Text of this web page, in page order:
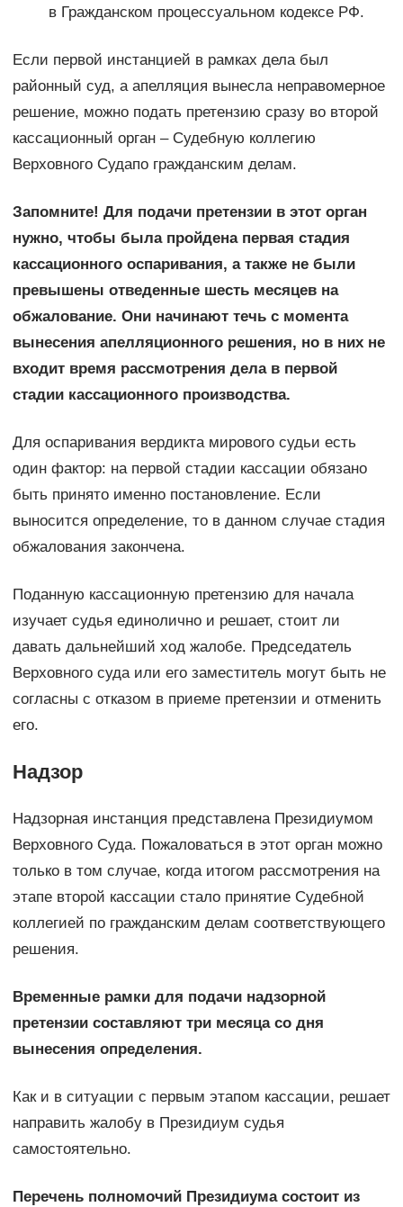
в Гражданском процессуальном кодексе РФ.
Если первой инстанцией в рамках дела был
районный суд, а апелляция вынесла неправомерное
решение, можно подать претензию сразу во второй
кассационный орган – Судебную коллегию
Верховного Судапо гражданским делам.
Запомните! Для подачи претензии в этот орган
нужно, чтобы была пройдена первая стадия
кассационного оспаривания, а также не были
превышены отведенные шесть месяцев на
обжалование. Они начинают течь с момента
вынесения апелляционного решения, но в них не
входит время рассмотрения дела в первой
стадии кассационного производства.
Для оспаривания вердикта мирового судьи есть
один фактор: на первой стадии кассации обязано
быть принято именно постановление. Если
выносится определение, то в данном случае стадия
обжалования закончена.
Поданную кассационную претензию для начала
изучает судья единолично и решает, стоит ли
давать дальнейший ход жалобе. Председатель
Верховного суда или его заместитель могут быть не
согласны с отказом в приеме претензии и отменить
его.
Надзор
Надзорная инстанция представлена Президиумом
Верховного Суда. Пожаловаться в этот орган можно
только в том случае, когда итогом рассмотрения на
этапе второй кассации стало принятие Судебной
коллегией по гражданским делам соответствующего
решения.
Временные рамки для подачи надзорной
претензии составляют три месяца со дня
вынесения определения.
Как и в ситуации с первым этапом кассации, решает
направить жалобу в Президиум судья
самостоятельно.
Перечень полномочий Президиума состоит из